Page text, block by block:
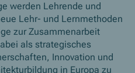
werden Lehrende und
Lehr- und Lernmethoden
zur Zusammenarbeit
als strategisches
Innovation und
in Europa zu